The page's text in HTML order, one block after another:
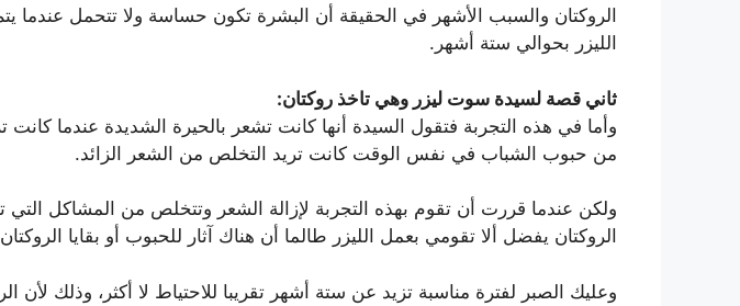
الروكتان والسبب الأشهر في الحقيقة أن البشرة تكون حساسة ولا تتحمل عندما
الليزر بحوالي ستة أشهر.
ثاني قصة لسيدة سوت ليزر وهي تاخذ روكتان:
وأما في هذه التجربة فتقول السيدة أنها كانت تشعر بالحيرة الشديدة عندما
من حبوب الشباب في نفس الوقت كانت تريد التخلص من الشعر الزائد.
ولكن عندما قررت أن تقوم بهذه التجربة لإزالة الشعر وتتخلص من المشاكل التي
الروكتان يفضل ألا تقومي بعمل الليزر طالما أن هناك آثار للحبوب أو بقايا
وعليك الصبر لفترة مناسبة تزيد عن ستة أشهر تقريبا للاحتياط لا أكثر، وذلك